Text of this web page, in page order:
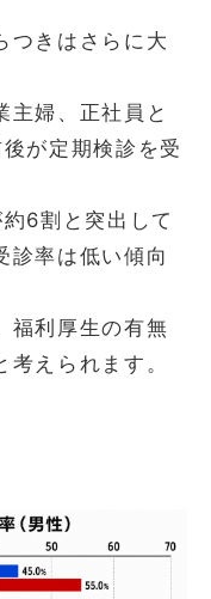
つきはさらに大
主婦、正社員と
が定期検診を受
6割と突出して
診率は低い傾向
福利厚生の有無
えられます。